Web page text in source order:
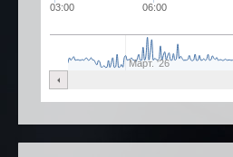
03:00 06:00
Март. '26